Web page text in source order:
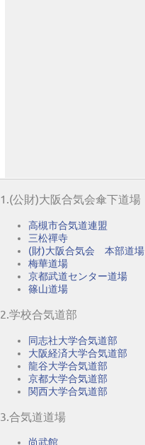
1.(公財)大阪合気会傘下道場
高槻市合気道連盟
三松禪寺
(財)大阪合気会 本部道場
梅華道場
京都武道センター道場
篠山道場
2.学校合気道部
同志社大学合気道部
大阪経済大学合気道部
龍谷大学合気道部
京都大学合気道部
関西大学合気道部
3.合気道道場
尚武館